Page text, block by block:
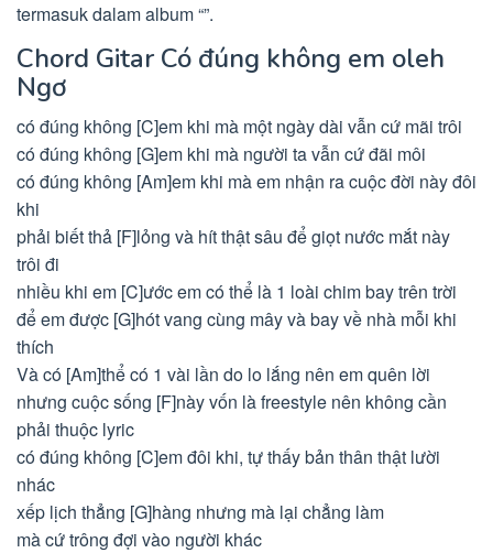
termasuk dalam album “”.
Chord Gitar Có đúng không em oleh
Ngơ
có đúng không [C]em khi mà một ngày dài vẫn cứ mãi trôi
có đúng không [G]em khi mà người ta vẫn cứ đãi môi
có đúng không [Am]em khi mà em nhận ra cuộc đời này đôi
khi
phải biết thả [F]lỏng và hít thật sâu để giọt nước mắt này
trôi đi
nhiều khi em [C]ước em có thể là 1 loài chim bay trên trời
để em được [G]hót vang cùng mây và bay về nhà mỗi khi
thích
Và có [Am]thể có 1 vài lần do lo lắng nên em quên lời
nhưng cuộc sống [F]này vốn là freestyle nên không cần
phải thuộc lyric
có đúng không [C]em đôi khi, tự thấy bản thân thật lười
nhác
xếp lịch thẳng [G]hàng nhưng mà lại chẳng làm
mà cứ trông đợi vào người khác